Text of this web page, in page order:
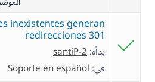
inexistentes generan
redirecciones 301
بدأه:santiP-2
في:Soporte en español